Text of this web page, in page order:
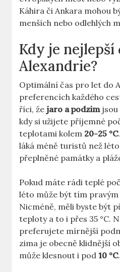
Káhira či Ankara mohou
menších nebo odlehlých
Kdy je nejlepší
Alexandrie?
Optimální čas pro let do
preferencích každého
říci, že jaro a podzimjsou
kdy si užijete příjemné
teplotami kolem 20-25 °C
láká méně turistů než
přeplněné památky a
Pokud máte rádi teplé
léto může být tím
Nicméně, měli byste být
teploty a to i přes 35 °C.
preferujete mírnější
zima je obecně klidnější
může klesnout i pod 10 °C.